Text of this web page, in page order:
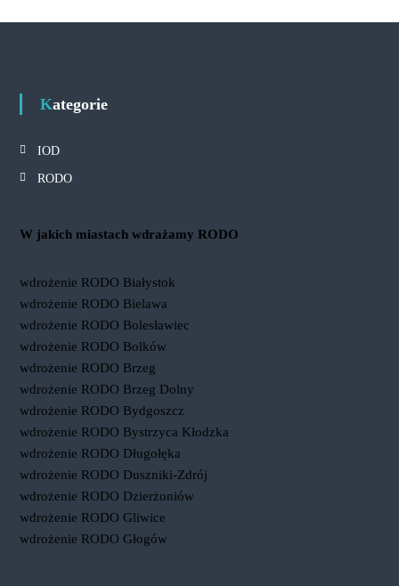
Kategorie
IOD
RODO
W jakich miastach wdrażamy RODO
wdrożenie RODO Białystok
wdrożenie RODO Bielawa
wdrożenie RODO Bolesławiec
wdrożenie RODO Bolków
wdrożenie RODO Brzeg
wdrożenie RODO Brzeg Dolny
wdrożenie RODO Bydgoszcz
wdrożenie RODO Bystrzyca Kłodzka
wdrożenie RODO Długołęka
wdrożenie RODO Duszniki-Zdrój
wdrożenie RODO Dzierżoniów
wdrożenie RODO Gliwice
wdrożenie RODO Głogów